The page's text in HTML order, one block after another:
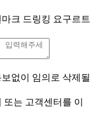
크 드링킹 요구르트
없이 임의로 삭제될
는 고객센터를 이